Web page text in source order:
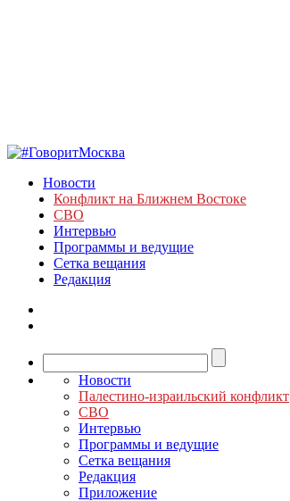
Новости
Конфликт на Ближнем Востоке
СВО
Интервью
Программы и ведущие
Сетка вещания
Редакция
Новости
Палестино-израильский конфликт
СВО
Интервью
Программы и ведущие
Сетка вещания
Редакция
Приложение